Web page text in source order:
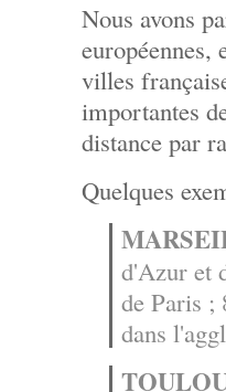
Nous avons
européennes,
villes
importantes
distance par
Quelques
d'Azur et
de Paris ;
dans